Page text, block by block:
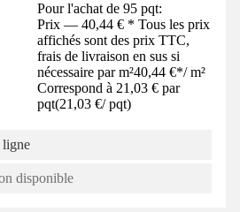
Pour l'achat de 95 pqt:
Prix — 40,44 € * Tous les prix
affichés sont des prix TTC,
frais de livraison en sus si
nécessaire par m²40,44 €*/ m²
Correspond à 21,03 € par
pqt(21,03 €/ pqt)
ligne
disponible